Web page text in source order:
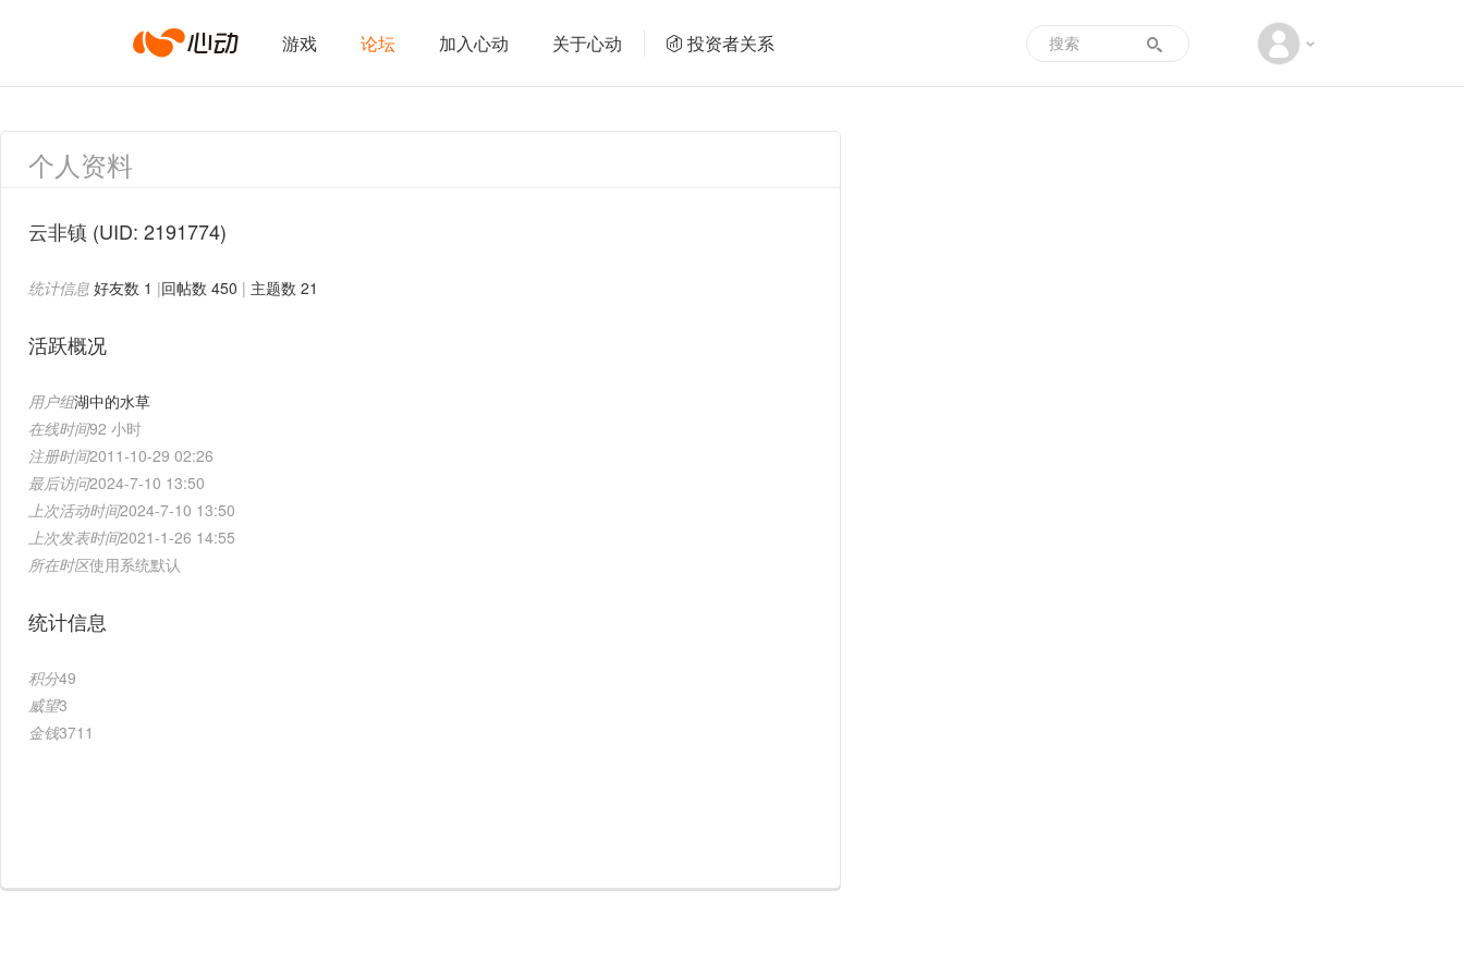
心
动
络
游戏 论坛 加入心动 关于心动 投资者关系
个人资料
云非镇 (UID: 2191774)
统计信息 好友数 1 |回帖数 450 | 主题数 21
活跃概况
用户组湖中的水草
在线时间92 小时
注册时间2011-10-29 02:26
最后访问2024-7-10 13:50
上次活动时间2024-7-10 13:50
上次发表时间2021-1-26 14:55
所在时区使用系统默认
统计信息
积分49
威望3
金钱3711